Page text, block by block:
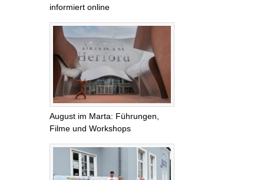
informiert online
August im Marta: Führungen,
Filme und Workshops